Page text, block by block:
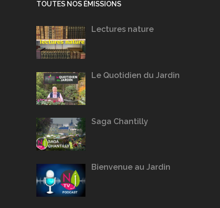
TOUTES NOS ÉMISSIONS
Lectures nature
Le Quotidien du Jardin
Saga Chantilly
Bienvenue au Jardin